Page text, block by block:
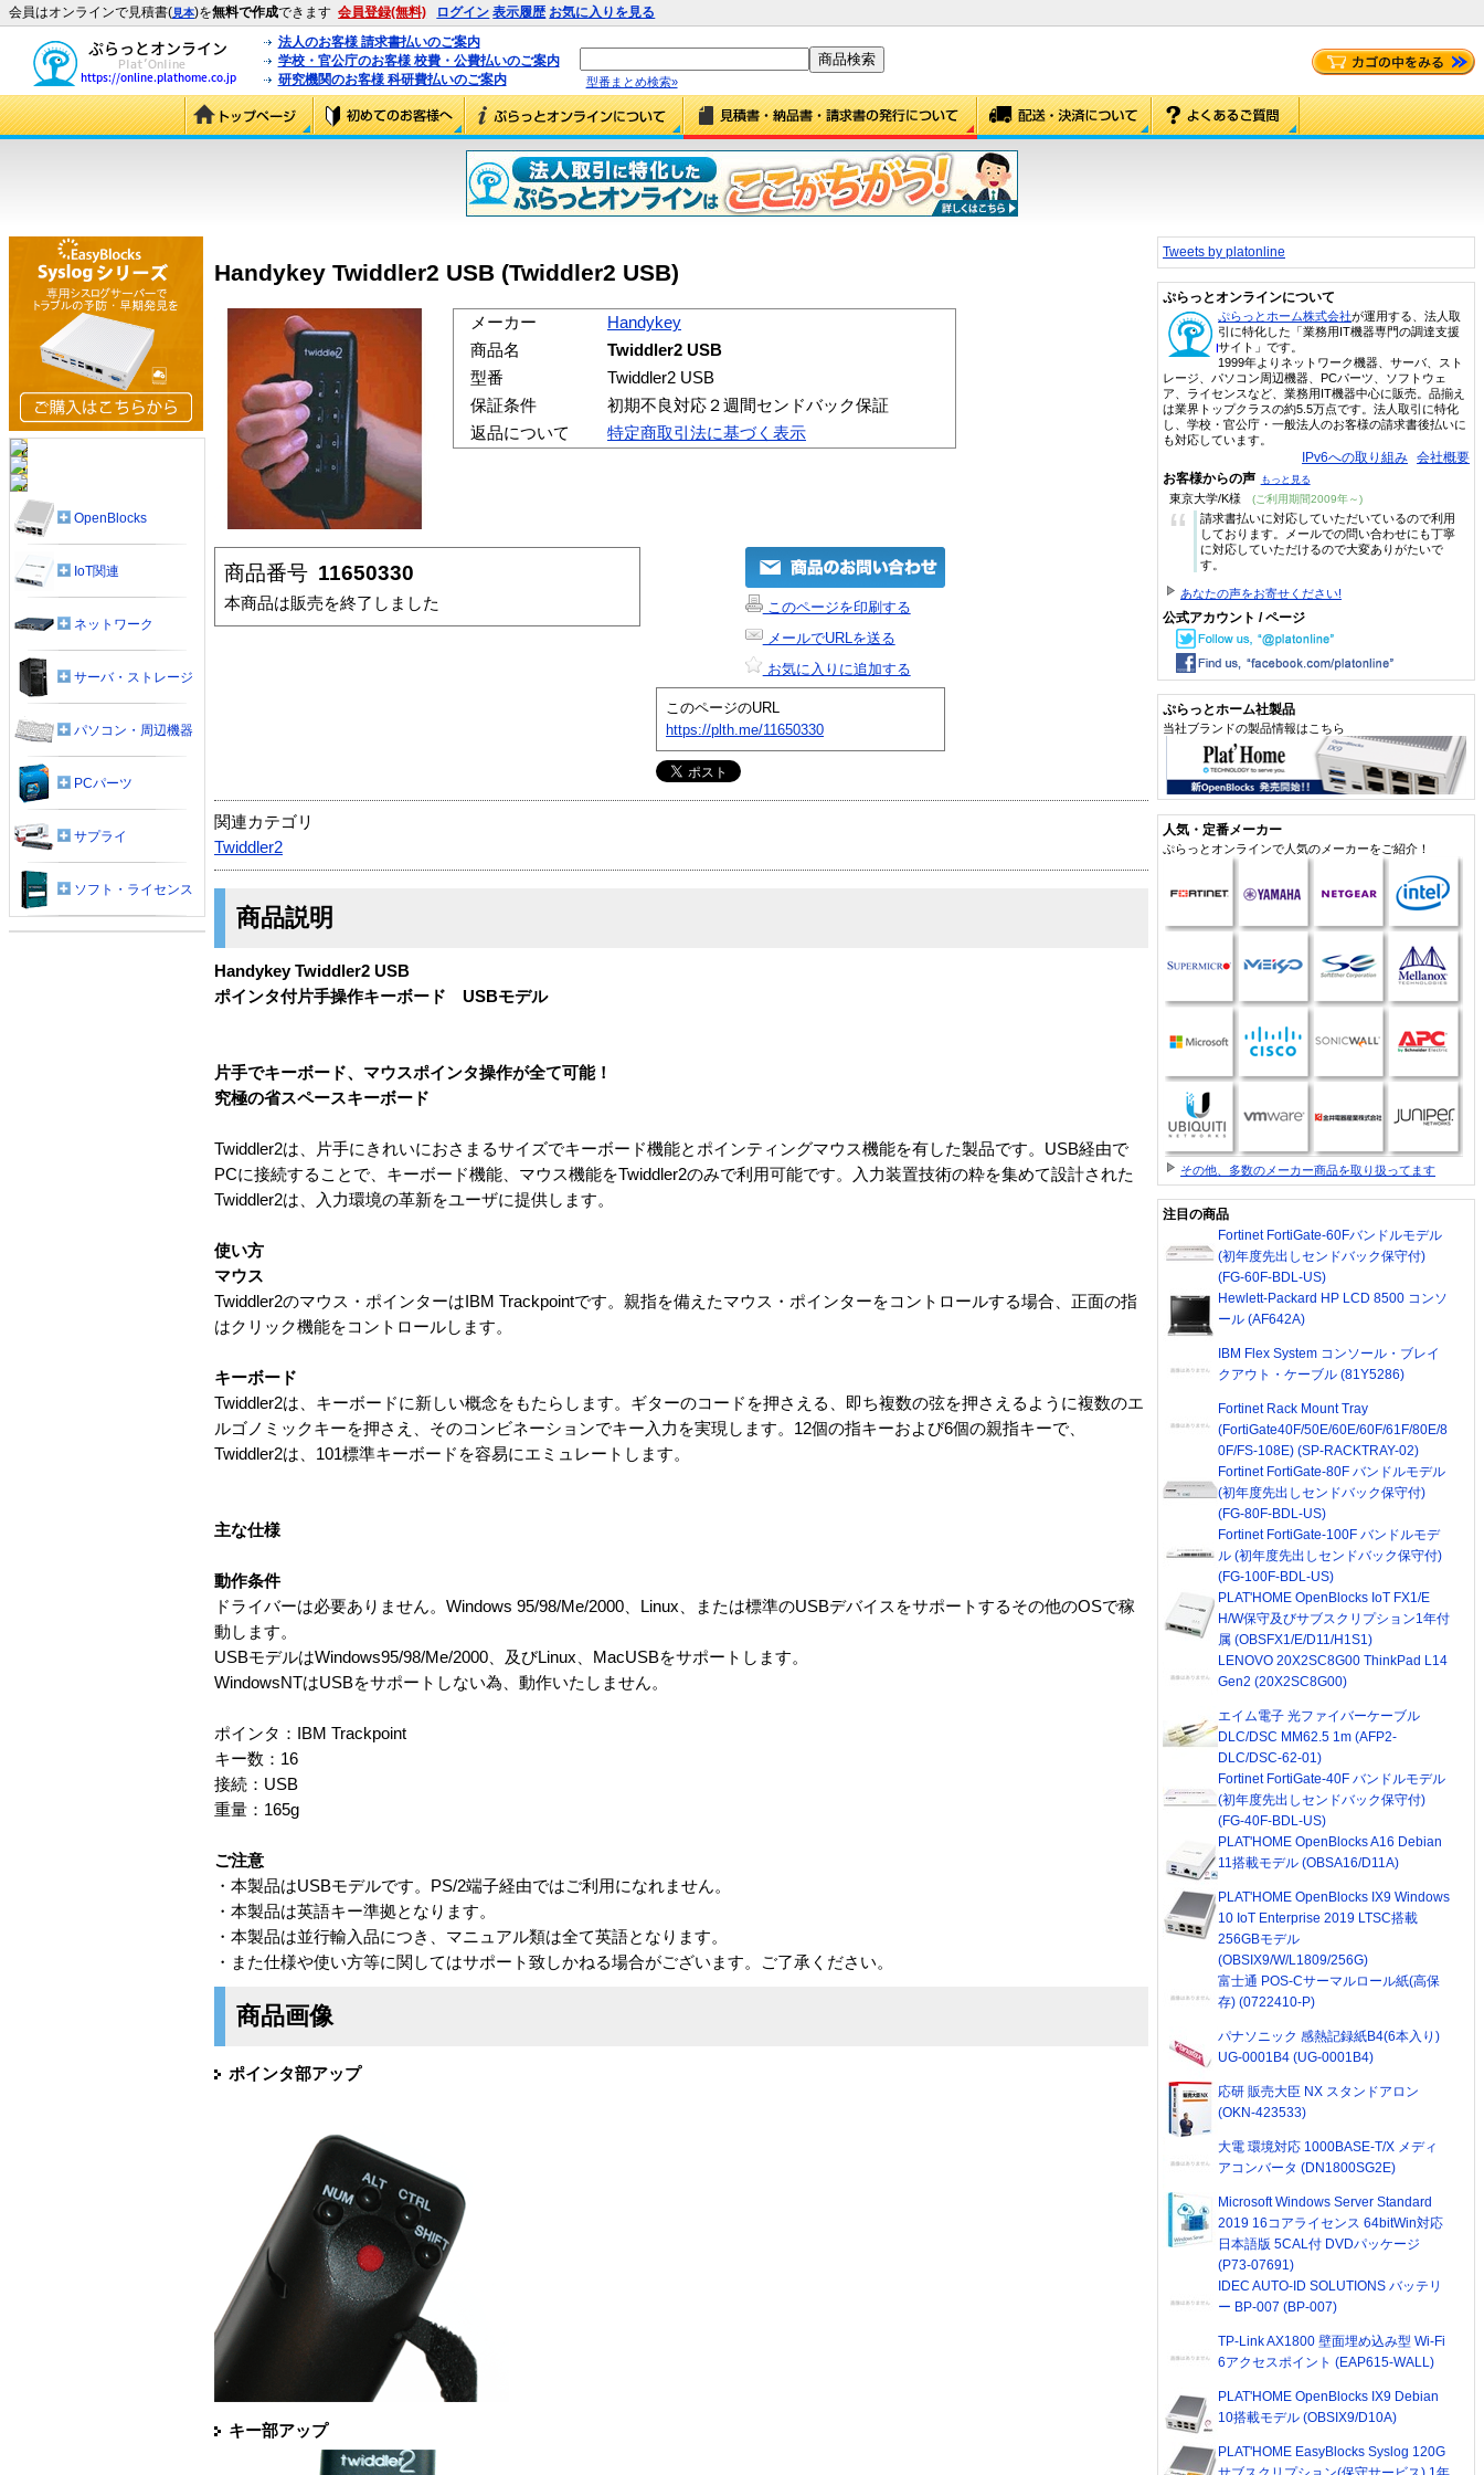
会員はオンラインで見積書(見本)を無料で作成できます 会員登録(無料) ログイン 表示履歴 お気に入りを見る
法人のお客様 請求書払いのご案内
学校・官公庁のお客様 校費・公費払いのご案内
研究機関のお客様 科研費払いのご案内
型番まとめ検索»
Handykey Twiddler2 USB (Twiddler2 USB)
メーカー
Handykey
商品名
Twiddler2 USB
型番
Twiddler2 USB
保証条件
初期不良対応２週間センドバック保証
返品について
特定商取引法に基づく表示
商品番号 11650330
本商品は販売を終了しました
このページを印刷する
メールでURLを送る
お気に入りに追加する
このページのURL
https://plth.me/11650330
関連カテゴリ
Twiddler2
商品説明
Handykey Twiddler2 USB
ポインタ付片手操作キーボード USBモデル
片手でキーボード、マウスポインタ操作が全て可能！
究極の省スペースキーボード
Twiddler2は、片手にきれいにおさまるサイズでキーボード機能とポインティングマウス機能を有した製品です。USB経由で
PCに接続することで、キーボード機能、マウス機能をTwiddler2のみで利用可能です。入力装置技術の粋を集めて設計された
Twiddler2は、入力環境の革新をユーザに提供します。
使い方
マウス
Twiddler2のマウス・ポインターはIBM Trackpointです。親指を備えたマウス・ポインターをコントロールする場合、正面の指
はクリック機能をコントロールします。
キーボード
Twiddler2は、キーボードに新しい概念をもたらします。ギターのコードを押さえる、即ち複数の弦を押さえるように複数のエ
ルゴノミックキーを押さえ、そのコンビネーションでキー入力を実現します。12個の指キーおよび6個の親指キーで、
Twiddler2は、101標準キーボードを容易にエミュレートします。
主な仕様
動作条件
ドライバーは必要ありません。Windows 95/98/Me/2000、Linux、または標準のUSBデバイスをサポートするその他のOSで稼
動します。
USBモデルはWindows95/98/Me/2000、及びLinux、MacUSBをサポートします。
WindowsNTはUSBをサポートしない為、動作いたしません。
ポインタ：IBM Trackpoint
キー数：16
接続：USB
重量：165g
ご注意
・本製品はUSBモデルです。PS/2端子経由ではご利用になれません。
・本製品は英語キー準拠となります。
・本製品は並行輸入品につき、マニュアル類は全て英語となります。
・また仕様や使い方等に関してはサポート致しかねる場合がございます。ご了承ください。
商品画像
ポインタ部アップ
キー部アップ
OpenBlocks
IoT関連
ネットワーク
サーバ・ストレージ
パソコン・周辺機器
PCパーツ
サプライ
ソフト・ライセンス
Tweets by platonline
ぷらっとオンラインについて
ぷらっとホーム株式会社が運用する、法人取
引に特化した「業務用IT機器専門の調達支援
サイト」です。
1999年よりネットワーク機器、サーバ、スト
レージ、パソコン周辺機器、PCパーツ、ソフトウェ
ア、ライセンスなど、業務用IT機器中心に販売。品揃え
は業界トップクラスの約5.5万点です。法人取引に特化
し、学校・官公庁・一般法人のお客様の請求書後払いに
も対応しています。
IPv6への取り組み 会社概要
お客様からの声 もっと見る
東京大学/K様 (ご利用期間2009年～)
“
請求書払いに対応していただいているので利用
しております。メールでの問い合わせにも丁寧
に対応していただけるので大変ありがたいで
す。
あなたの声をお寄せください!
公式アカウント / ページ
ぷらっとホーム社製品
当社ブランドの製品情報はこちら
人気・定番メーカー
ぷらっとオンラインで人気のメーカーをご紹介！
その他、多数のメーカー商品を取り扱ってます
注目の商品
Fortinet FortiGate-60Fバンドルモデル
(初年度先出しセンドバック保守付)
(FG-60F-BDL-US)
Hewlett-Packard HP LCD 8500 コンソ
ール (AF642A)
IBM Flex System コンソール・ブレイ
クアウト・ケーブル (81Y5286)
Fortinet Rack Mount Tray
(FortiGate40F/50E/60E/60F/61F/80E/8
0F/FS-108E) (SP-RACKTRAY-02)
Fortinet FortiGate-80F バンドルモデル
(初年度先出しセンドバック保守付)
(FG-80F-BDL-US)
Fortinet FortiGate-100F バンドルモデ
ル (初年度先出しセンドバック保守付)
(FG-100F-BDL-US)
PLAT'HOME OpenBlocks IoT FX1/E
H/W保守及びサブスクリプション1年付
属 (OBSFX1/E/D11/H1S1)
LENOVO 20X2SC8G00 ThinkPad L14
Gen2 (20X2SC8G00)
エイム電子 光ファイバーケーブル
DLC/DSC MM62.5 1m (AFP2-
DLC/DSC-62-01)
Fortinet FortiGate-40F バンドルモデル
(初年度先出しセンドバック保守付)
(FG-40F-BDL-US)
PLAT'HOME OpenBlocks A16 Debian
11搭載モデル (OBSA16/D11A)
PLAT'HOME OpenBlocks IX9 Windows
10 IoT Enterprise 2019 LTSC搭載
256GBモデル
(OBSIX9/W/L1809/256G)
富士通 POS-Cサーマルロール紙(高保
存) (0722410-P)
パナソニック 感熱記録紙B4(6本入り)
UG-0001B4 (UG-0001B4)
応研 販売大臣 NX スタンドアロン
(OKN-423533)
大電 環境対応 1000BASE-T/X メディ
アコンバータ (DN1800SG2E)
Microsoft Windows Server Standard
2019 16コアライセンス 64bitWin対応
日本語版 5CAL付 DVDパッケージ
(P73-07691)
IDEC AUTO-ID SOLUTIONS バッテリ
ー BP-007 (BP-007)
TP-Link AX1800 壁面埋め込み型 Wi-Fi
6アクセスポイント (EAP615-WALL)
PLAT'HOME OpenBlocks IX9 Debian
10搭載モデル (OBSIX9/D10A)
PLAT'HOME EasyBlocks Syslog 120G